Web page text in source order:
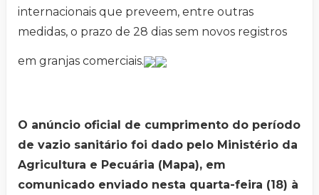
internacionais que preveem, entre outras
medidas, o prazo de 28 dias sem novos registros
em granjas comerciais.
O anúncio oficial de cumprimento do período
de vazio sanitário foi dado pelo Ministério da
Agricultura e Pecuária (Mapa), em
comunicado enviado nesta quarta-feira (18) à